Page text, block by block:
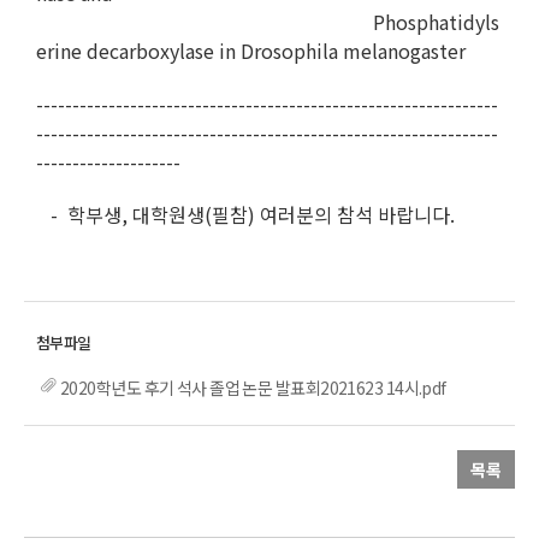
Phosphatidyls
erine decarboxylase in Drosophila melanogaster
----------------------------------------------------------------
----------------------------------------------------------------
--------------------
- 학부생, 대학원생(필참) 여러분의 참석 바랍니다.
2020학년도 후기 석사 졸업 논문 발표회2021623 14시.pdf
목록